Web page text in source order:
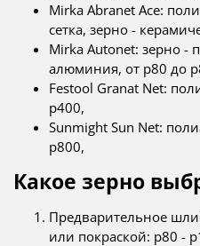
Mirka Abranet Ace:
сетка, зерно -
Mirka Autonet: зерно -
алюминия, от p80 до
Festool Granat Net:
p400,
Sunmight Sun Net:
p800,
Какое зерно
Предварительное
или покраской: p80 -